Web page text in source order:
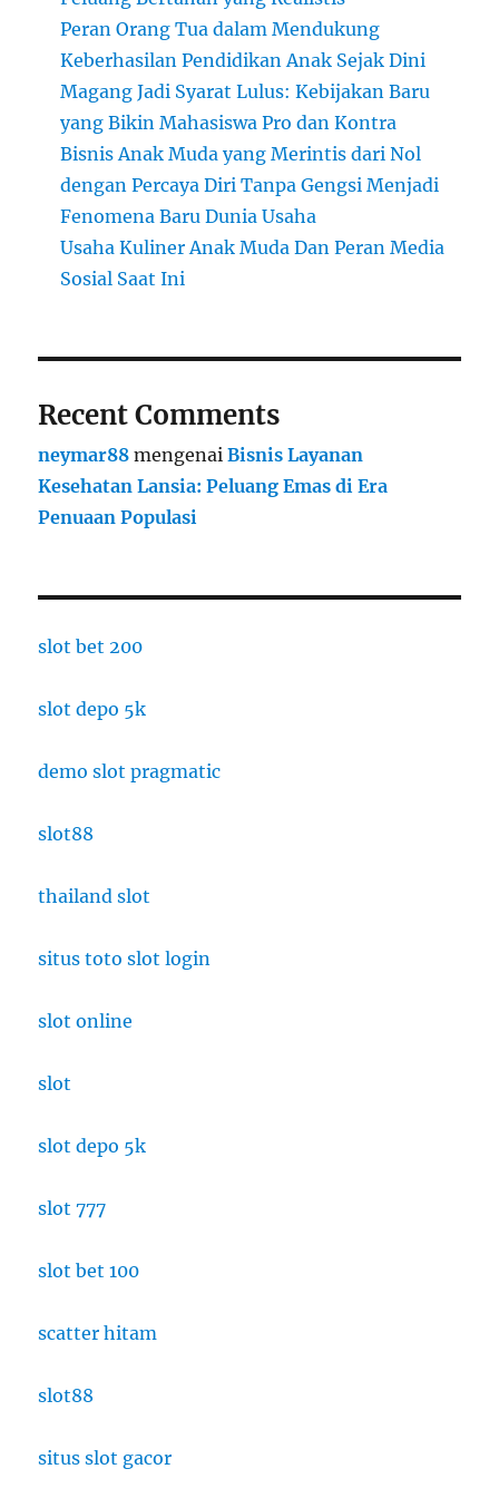
Peran Orang Tua dalam Mendukung
Keberhasilan Pendidikan Anak Sejak Dini
Magang Jadi Syarat Lulus: Kebijakan Baru
yang Bikin Mahasiswa Pro dan Kontra
Bisnis Anak Muda yang Merintis dari Nol
dengan Percaya Diri Tanpa Gengsi Menjadi
Fenomena Baru Dunia Usaha
Usaha Kuliner Anak Muda Dan Peran Media
Sosial Saat Ini
Recent Comments
neymar88 mengenaiBisnis Layanan
Kesehatan Lansia: Peluang Emas di Era
Penuaan Populasi
slot bet 200
slot depo 5k
demo slot pragmatic
slot88
thailand slot
situs toto slot login
slot online
slot
slot depo 5k
slot 777
slot bet 100
scatter hitam
slot88
situs slot gacor